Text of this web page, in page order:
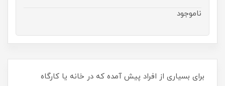
ناموجود
برای بسیاری از افراد پیش آمده که در خانه یا کارگاه